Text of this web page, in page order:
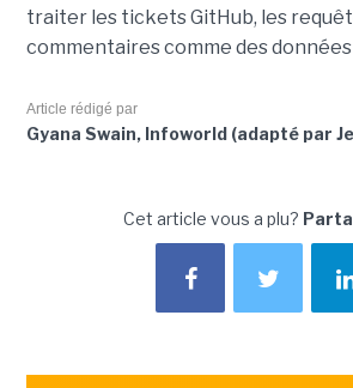
traiter les tickets GitHub, les
commentaires comme des
Article rédigé par
Gyana Swain, Infoworld (adapté par
Cet article vous a plu?